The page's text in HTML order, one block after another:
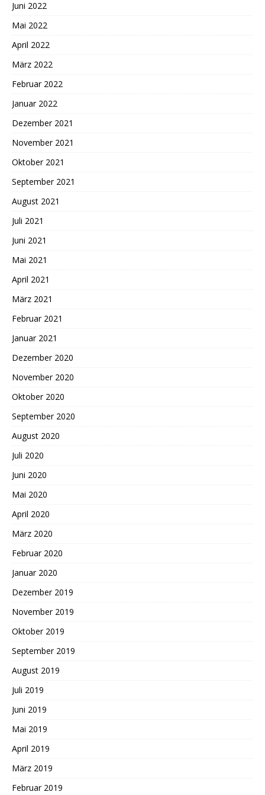
Juni 2022
Mai 2022
April 2022
März 2022
Februar 2022
Januar 2022
Dezember 2021
November 2021
Oktober 2021
September 2021
August 2021
Juli 2021
Juni 2021
Mai 2021
April 2021
März 2021
Februar 2021
Januar 2021
Dezember 2020
November 2020
Oktober 2020
September 2020
August 2020
Juli 2020
Juni 2020
Mai 2020
April 2020
März 2020
Februar 2020
Januar 2020
Dezember 2019
November 2019
Oktober 2019
September 2019
August 2019
Juli 2019
Juni 2019
Mai 2019
April 2019
März 2019
Februar 2019